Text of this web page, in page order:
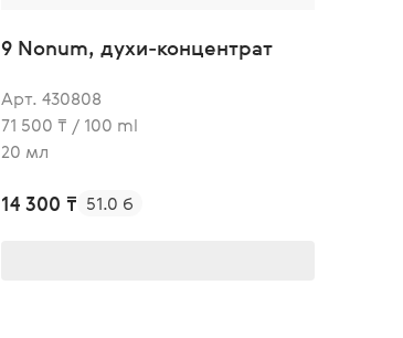
9 Nonum, духи-концентрат
Арт. 430808
71 500 ₸ / 100 ml
20 мл
14 300 ₸ 51.0 б